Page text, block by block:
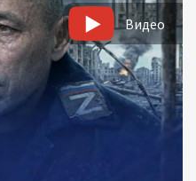
Видео